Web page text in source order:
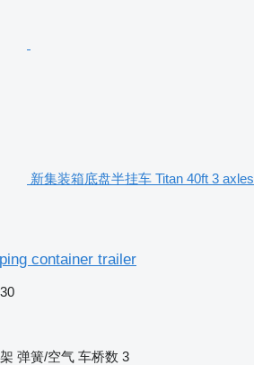
新集装箱底盘半挂车 Titan 40ft 3 axles
container trailer
弹簧/空气 车桥数 3